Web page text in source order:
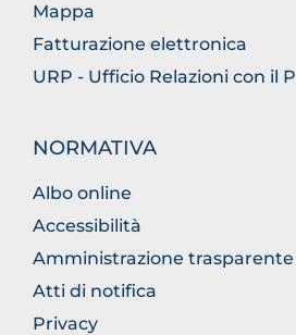
Mappa
Fatturazione elettronica
URP - Ufficio Relazioni con il
NORMATIVA
Albo online
Accessibilità
Amministrazione trasparente
Atti di notifica
Privacy